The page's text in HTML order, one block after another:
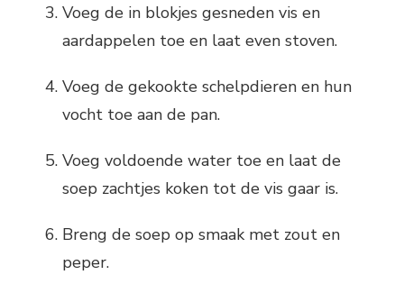
Voeg de in blokjes gesneden vis en
aardappelen toe en laat even stoven.
Voeg de gekookte schelpdieren en hun
vocht toe aan de pan.
Voeg voldoende water toe en laat de
soep zachtjes koken tot de vis gaar is.
Breng de soep op smaak met zout en
peper.